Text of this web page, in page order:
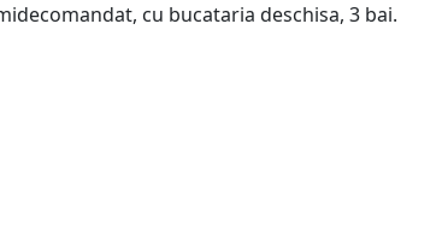
cu bucataria deschisa, 3 bai.